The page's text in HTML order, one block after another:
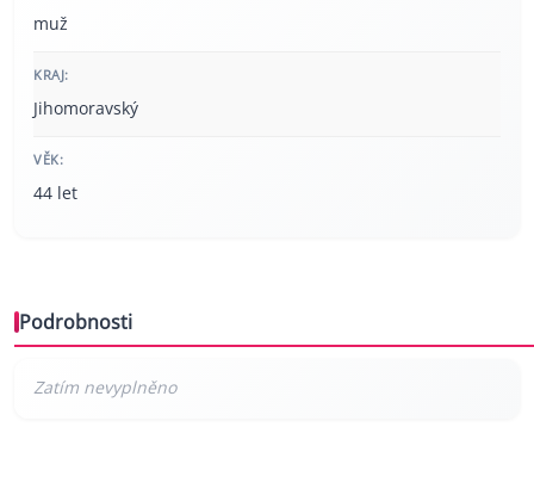
muž
KRAJ:
Jihomoravský
VĚK:
44 let
Podrobnosti